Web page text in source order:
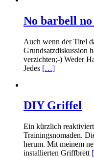
No barbell
Auch wenn der Titel
Grundsatzdiskussion
verzichten;-) Weder
Jedes […]
DIY Griffel
Ein kürzlich
Trainingsnomaden.
herum. Mit meinem
installierten Griffbrett